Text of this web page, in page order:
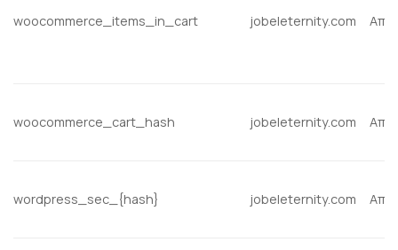
woocommerce_items_in_cart jobeleternity.com
woocommerce_cart_hash jobeleternity.com
wordpress_sec_{hash} jobeleternity.com